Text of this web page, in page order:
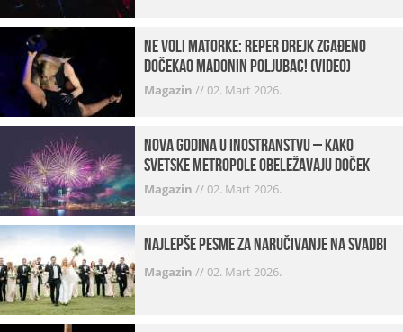
Ne voli matorke: Reper Drejk zgađeno
dočekao Madonin poljubac! (VIDEO)
Magazin //02. Mart 2026.
Nova godina u inostranstvu – kako
svetske metropole obeležavaju doček
Magazin //02. Mart 2026.
Najlepše pesme za naručivanje na svadbi
Magazin //02. Mart 2026.